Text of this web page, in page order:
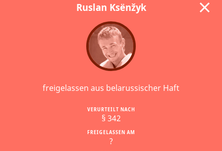
Ruslan Ksёnžyk
freigelassen aus belarussischer Haft
FREIGELASSEN AM
?
VERURTEILT NACH
§ 342